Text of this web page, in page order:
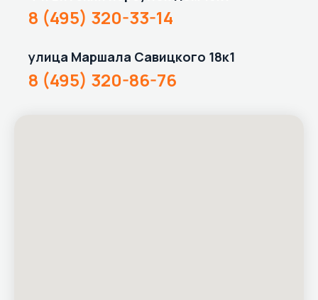
8 (495) 320-33-14
улица Маршала Савицкого 18к1
8 (495) 320-86-76